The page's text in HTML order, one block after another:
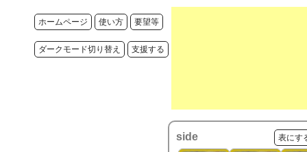
ホームページ 使い方 要望等
ダークモード切り替え 支援する
side 表にす